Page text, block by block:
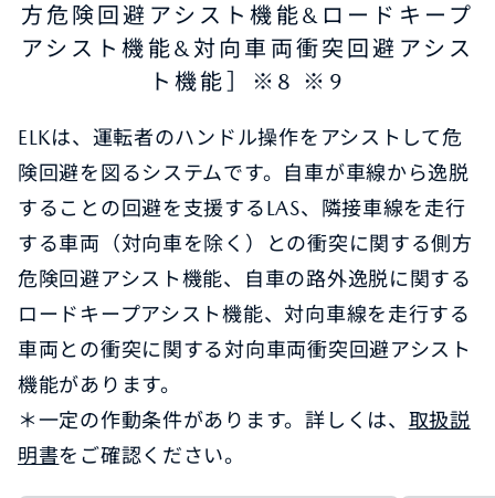
方危険回避アシスト機能&ロードキープ
アシスト機能&対向車両衝突回避アシス
ト機能］※8 ※9
ELKは、運転者のハンドル操作をアシストして危
険回避を​図るシステムです。自車が車線から逸脱
することの回避を支援するLAS、隣接車線を走行
する車両（対向車を除く）​との衝突に関する側方
危険回避アシスト機能、自車の路外逸脱に関する
ロードキープアシスト機能、対向車線を走行する
車両との衝突に関する対向車両衝突回避アシスト
機能があります。
＊一定の作動条件があります。詳しくは、 取扱説
明書をご確認ください。